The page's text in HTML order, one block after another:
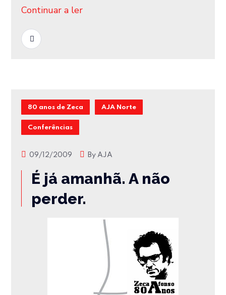
Continuar a ler
80 anos de Zeca AJA Norte
Conferências
09/12/2009 By AJA
É já amanhã. A não
perder.